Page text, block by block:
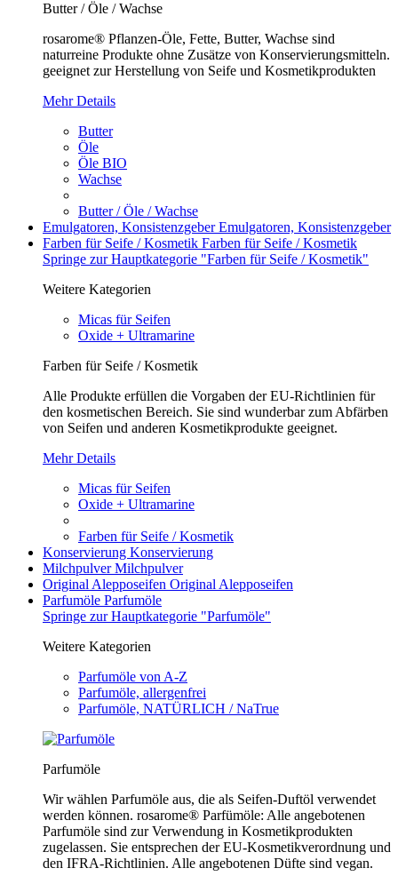
Butter / Öle / Wachse
rosarome® Pflanzen-Öle, Fette, Butter, Wachse sind
naturreine Produkte ohne Zusätze von Konservierungsmitteln.
geeignet zur Herstellung von Seife und Kosmetikprodukten
Mehr Details
Butter
Öle
Öle BIO
Wachse
Butter / Öle / Wachse
Emulgatoren, KonsistenzgeberEmulgatoren, Konsistenzgeber
Farben für Seife / Kosmetik Farben für Seife / Kosmetik
Springe zur Hauptkategorie "Farben für Seife / Kosmetik"
Weitere Kategorien
Micas für Seifen
Oxide + Ultramarine
Farben für Seife / Kosmetik
Alle Produkte erfüllen die Vorgaben der EU-Richtlinien für
den kosmetischen Bereich. Sie sind wunderbar zum Abfärben
von Seifen und anderen Kosmetikprodukte geeignet.
Mehr Details
Micas für Seifen
Oxide + Ultramarine
Farben für Seife / Kosmetik
Konservierung Konservierung
MilchpulverMilchpulver
Original Alepposeifen Original Alepposeifen
Parfumöle Parfumöle
Springe zur Hauptkategorie "Parfumöle"
Weitere Kategorien
Parfumöle von A-Z
Parfumöle, allergenfrei
Parfumöle, NATÜRLICH / NaTrue
Parfumöle
Wir wählen Parfumöle aus, die als Seifen-Duftöl verwendet
werden können. rosarome® Parfümöle: Alle angebotenen
Parfumöle sind zur Verwendung in Kosmetikprodukten
zugelassen. Sie entsprechen der EU-Kosmetikverordnung und
den IFRA-Richtlinien. Alle angebotenen Düfte sind vegan.